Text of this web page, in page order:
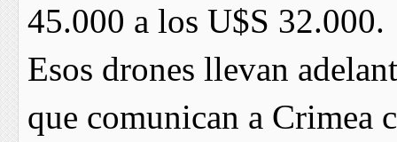
45.000 a los U$S 32.000.
Esos drones llevan
que comunican a